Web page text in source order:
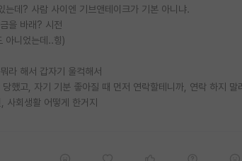
데? 사람 사이엔 기브앤테이크가 기본 아니냐.
을 바래? 시전
아니었는데..힝)
라 해서 갑자기 울컥해서
했고, 자기 기분 좋아질 때 먼저 연락할테니까, 연락 하지 말
회생활 어떻게 한거지